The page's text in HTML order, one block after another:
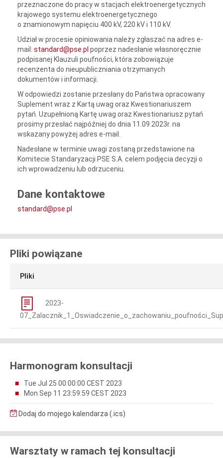
przeznaczone do pracy w stacjach elektroenergetycznych
krajowego systemu elektroenergetycznego
o znamionowym napięciu 400 kV, 220 kV i 110 kV.
Udział w procesie opiniowania należy zgłaszać na adres e-
mail: standard@pse.pl poprzez nadesłanie własnoręcznie
podpisanej Klauzuli poufności, która zobowiązuje
recenzenta do nieupubliczniania otrzymanych
dokumentów i informacji.
W odpowiedzi zostanie przesłany do Państwa opracowany
Suplement wraz z Kartą uwag oraz Kwestionariuszem
pytań. Uzupełnioną Kartę uwag oraz Kwestionariusz pytań
prosimy przesłać najpóźniej do dnia 11.09.2023r. na
wskazany powyżej adres e-mail.
Nadesłane w terminie uwagi zostaną przedstawione na
Komitecie Standaryzacji PSE S.A. celem podjęcia decyzji o
ich wprowadzeniu lub odrzuceniu.
Dane kontaktowe
standard@pse.pl
Pliki powiązane
Pliki
2023-
Harmonogram konsultacji
Tue Jul 25 00:00:00 CEST 2023
Mon Sep 11 23:59:59 CEST 2023
Dodaj do mojego kalendarza (.ics)
Warsztaty w ramach tej konsultacji